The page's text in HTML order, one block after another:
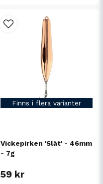
Finns i flera varianter
Vickepirken 'Slät' - 46mm
- 7g
59 kr